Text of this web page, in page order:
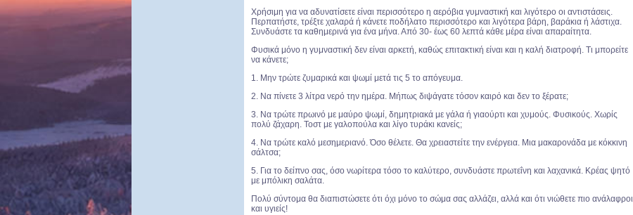
Χρήσιμη για να αδυνατίσετε είναι περισσότερο η αερόβια γυμναστική και λιγότερο οι αντιστάσεις.
Περπατήστε, τρέξτε χαλαρά ή κάνετε ποδήλατο περισσότερο και λιγότερα βάρη, βαράκια ή λάστιχα.
Συνδυάστε τα καθημερινά για ένα μήνα. Από 30- έως 60 λεπτά κάθε μέρα είναι απαραίτητα.
Φυσικά μόνο η γυμναστική δεν είναι αρκετή, καθώς επιτακτική είναι και η καλή διατροφή. Τι μπορείτε
να κάνετε;
1. Μην τρώτε ζυμαρικά και ψωμί μετά τις 5 το απόγευμα.
2. Να πίνετε 3 λίτρα νερό την ημέρα. Μήπως διψάγατε τόσον καιρό και δεν το ξέρατε;
3. Να τρώτε πρωινό με μαύρο ψωμί, δημητριακά με γάλα ή γιαούρτι και χυμούς. Φυσικούς. Χωρίς
πολύ ζάχαρη. Τοστ με γαλοπούλα και λίγο τυράκι κανείς;
4. Να τρώτε καλό μεσημεριανό. Όσο θέλετε. Θα χρειαστείτε την ενέργεια. Μια μακαρονάδα με κόκκινη
σάλτσα;
5. Για το δείπνο σας, όσο νωρίτερα τόσο το καλύτερο, συνδυάστε πρωτεΐνη και λαχανικά. Κρέας ψητό
με μπόλικη σαλάτα.
Πολύ σύντομα θα διαπιστώσετε ότι όχι μόνο το σώμα σας αλλάζει, αλλά και ότι νιώθετε πιο ανάλαφροι
και υγιείς!